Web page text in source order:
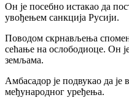
Он је посебно истакао да
увођењем санкција Русији.
Поводом скрнављења
сећање на ослободиоце. Он
земљама.
Амбасадор је подвукао да
међународног уређења.